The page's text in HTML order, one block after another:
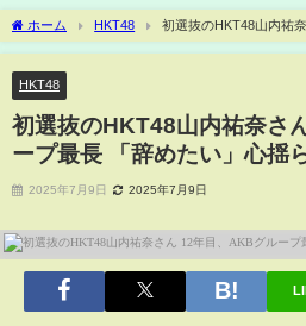
ホーム HKT48
初選抜のHKT48山内祐
「辞めたい」心揺らいだ時も…転機は
HKT48
初選抜のHKT48山内祐奈さ
ープ最長 「辞めたい」心揺
2025年7月9日 2025年7月9日